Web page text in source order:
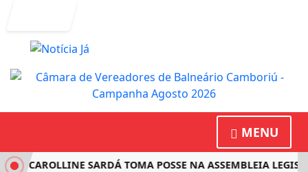
MENU
CAROLLINE SARDÁ TOMA POSSE NA ASSEMBLEIA